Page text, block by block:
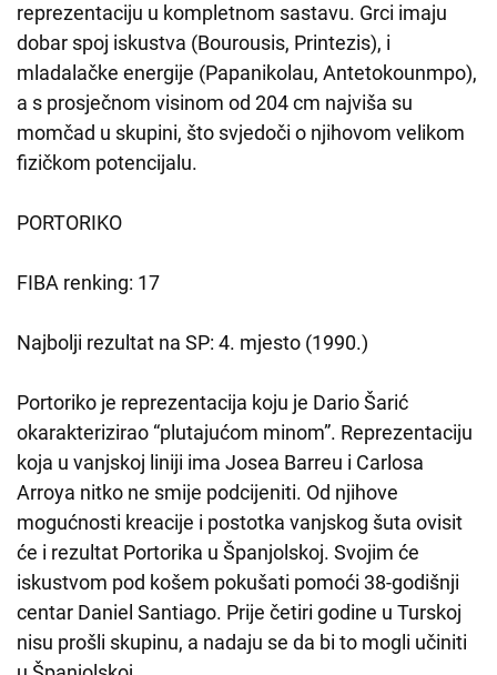
reprezentaciju u kompletnom sastavu. Grci imaju
dobar spoj iskustva (Bourousis, Printezis), i
mladalačke energije (Papanikolau, Antetokounmpo),
a s prosječnom visinom od 204 cm najviša su
momčad u skupini, što svjedoči o njihovom velikom
fizičkom potencijalu.
PORTORIKO
FIBA renking: 17
Najbolji rezultat na SP: 4. mjesto (1990.)
Portoriko je reprezentacija koju je Dario Šarić
okarakterizirao “plutajućom minom”. Reprezentaciju
koja u vanjskoj liniji ima Josea Barreu i Carlosa
Arroya nitko ne smije podcijeniti. Od njihove
mogućnosti kreacije i postotka vanjskog šuta ovisit
će i rezultat Portorika u Španjolskoj. Svojim će
iskustvom pod košem pokušati pomoći 38-godišnji
centar Daniel Santiago. Prije četiri godine u Turskoj
nisu prošli skupinu, a nadaju se da bi to mogli učiniti